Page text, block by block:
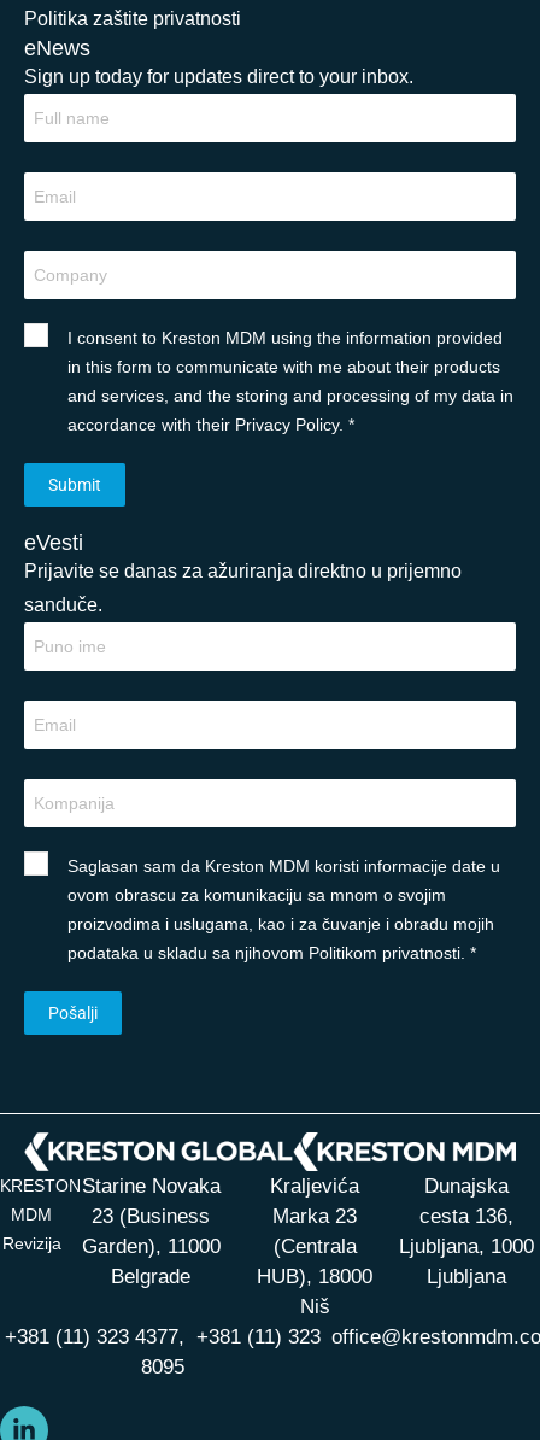
Politika zaštite privatnosti
eNews
Sign up today for updates direct to your inbox.
I consent to Kreston MDM using the information provided
in this form to communicate with me about their products
and services, and the storing and processing of my data in
accordance with their Privacy Policy. *
eVesti
Prijavite se danas za ažuriranja direktno u prijemno
sanduče.
Saglasan sam da Kreston MDM koristi informacije date u
ovom obrascu za komunikaciju sa mnom o svojim
proizvodima i uslugama, kao i za čuvanje i obradu mojih
podataka u skladu sa njihovom Politikom privatnosti. *
KRESTON
MDM
Revizija
Starine Novaka
23 (Business
Garden), 11000
Belgrade
Kraljevića
Marka 23
(Centrala
HUB), 18000
Niš
Dunajska
cesta 136,
Ljubljana, 1000
Ljubljana
+381 (11) 323 4377,+381 (11) 323
8095